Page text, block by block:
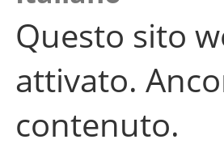
Questo sito
attivato.
contenuto.